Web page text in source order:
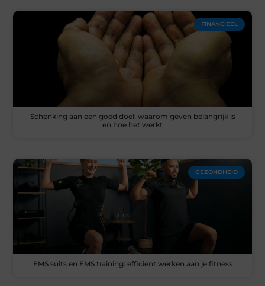
FINANCIEEL
Schenking aan een goed doel: waarom geven belangrijk is
en hoe het werkt
GEZONDHEID
EMS suits en EMS training: efficiënt werken aan je fitness